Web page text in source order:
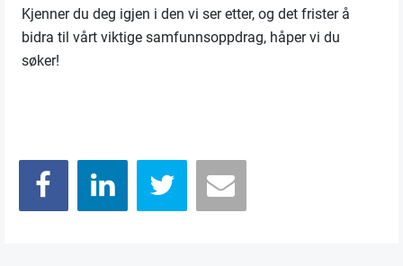
Kjenner du deg igjen i den vi ser etter, og det frister å
bidra til vårt viktige samfunnsoppdrag, håper vi du
søker!